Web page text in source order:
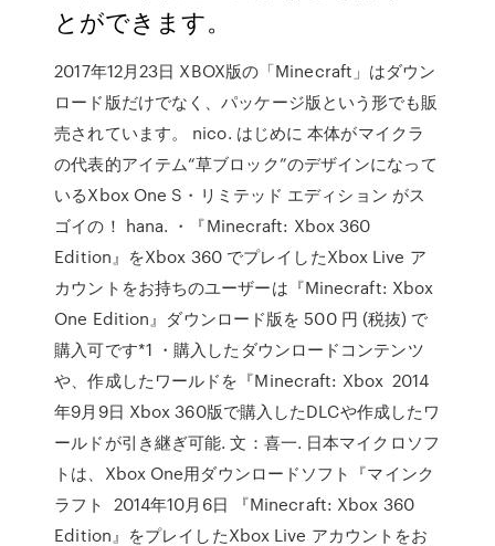
とができます。
2017年12月23日 XBOX版の「Minecraft」はダウン
ロード版だけでなく、パッケージ版という形でも販
売されています。 nico. はじめに 本体がマイクラ
の代表的アイテム“草ブロック”のデザインになって
いるXbox One S・リミテッド エディション がス
ゴイの！ hana. ・『Minecraft: Xbox 360
Edition』をXbox 360 でプレイしたXbox Live ア
カウントをお持ちのユーザーは『Minecraft: Xbox
One Edition』ダウンロード版を 500 円 (税抜) で
購入可です*1 ・購入したダウンロードコンテンツ
や、作成したワールドを『Minecraft: Xbox 2014
年9月9日 Xbox 360版で購入したDLCや作成したワ
ールドが引き継ぎ可能. 文：喜一. 日本マイクロソフ
トは、Xbox One用ダウンロードソフト『マインク
ラフト 2014年10月6日 『Minecraft: Xbox 360
Edition』をプレイしたXbox Live アカウントをお